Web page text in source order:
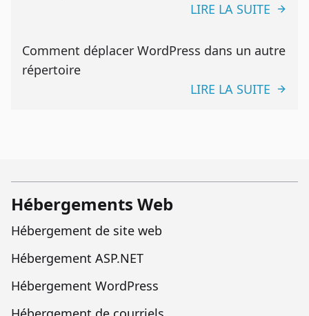
LIRE LA SUITE
Comment déplacer WordPress dans un autre
répertoire
LIRE LA SUITE
Hébergements Web
Hébergement de site web
Hébergement ASP.NET
Hébergement WordPress